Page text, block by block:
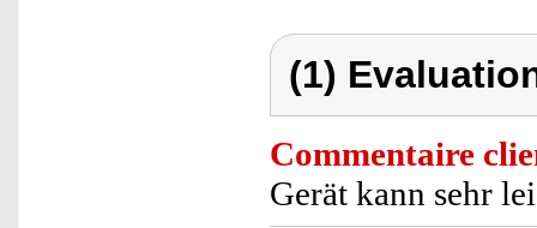
(1)
Commentaire
Gerät kann sehr